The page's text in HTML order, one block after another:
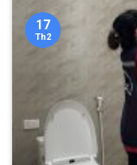
17
Th2